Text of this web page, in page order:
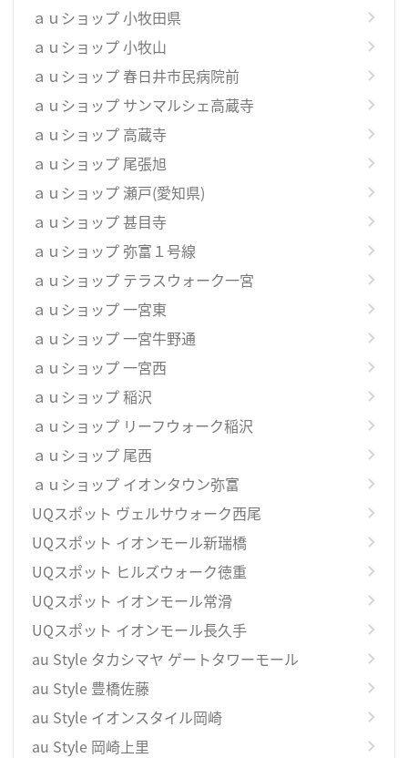
ａｕショップ 小牧田県
ａｕショップ 小牧山
ａｕショップ 春日井市民病院前
ａｕショップ サンマルシェ高蔵寺
ａｕショップ 高蔵寺
ａｕショップ 尾張旭
ａｕショップ 瀬戸(愛知県)
ａｕショップ 甚目寺
ａｕショップ 弥富１号線
ａｕショップ テラスウォーク一宮
ａｕショップ 一宮東
ａｕショップ 一宮牛野通
ａｕショップ 一宮西
ａｕショップ 稲沢
ａｕショップ リーフウォーク稲沢
ａｕショップ 尾西
ａｕショップ イオンタウン弥富
UQスポット ヴェルサウォーク西尾
UQスポット イオンモール新瑞橋
UQスポット ヒルズウォーク徳重
UQスポット イオンモール常滑
UQスポット イオンモール長久手
au Style タカシマヤ ゲートタワーモール
au Style 豊橋佐藤
au Style イオンスタイル岡崎
au Style 岡崎上里